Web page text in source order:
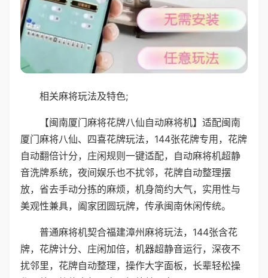
相关麻将玩法及特色;
【闽南厦门麻将花牌八仙自动麻将机】适配闽南
厦门麻将八仙、四喜花牌玩法，144张花牌专用，花牌
自动翻倍计分，庄闲规则一键适配，自动麻将机超静
音洗牌系统，夜间娱乐也不扰邻，花牌自动整理摆
放，省去手动分拣的麻烦，机身简约大气，实用性与
美观性兼具，阖家团圆玩牌，传承闽南休闲传统。
普通麻将机契合福建漳州麻将玩法，144张含花
牌，花牌计分、庄闲加倍，机器超静音运行，深夜不
扰邻里，花牌自动整理，操作大字面板，长辈轻松操